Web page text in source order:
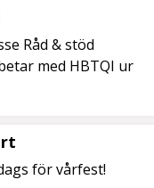
Råd & stöd
med HBTQI ur
för vårfest!